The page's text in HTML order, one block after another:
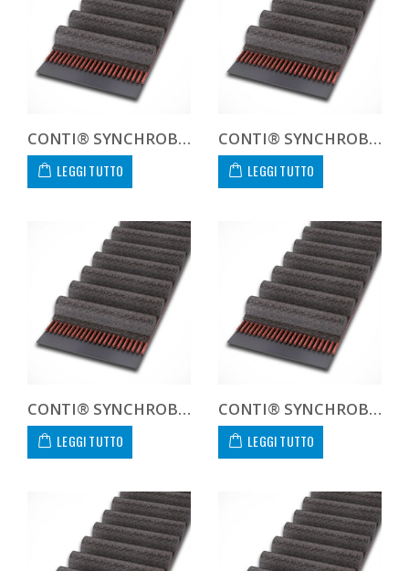
CONTI® SYNCHROBELT 1140H-400 CUSTOM
LEGGI TUTTO
CONTI® SYNCHROBELT 1150H-400 CUSTOM
LEGGI TUTTO
CONTI® SYNCHROBELT 1200XXH400
LEGGI TUTTO
CONTI® SYNCHROBELT 124L-400 CUSTOM
LEGGI TUTTO